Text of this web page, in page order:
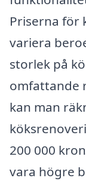
Priserna för
variera
storlek på
omfattande
kan man
200 000
vara högre